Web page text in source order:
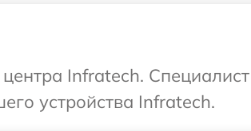
Infratech. Специалист
устройства Infratech.